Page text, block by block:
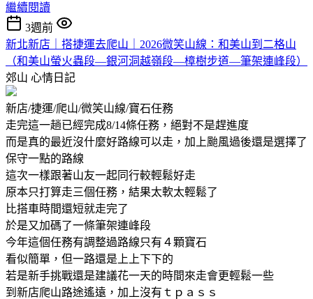
繼續閱讀
3週前
新北新店｜搭捷運去爬山｜2026微笑山線：和美山到二格山
（和美山螢火蟲段—銀河洞越嶺段—樟樹步道—筆架連峰段）
郊山 心情日記
新店/捷運/爬山/微笑山線/寶石任務
走完這一趟已經完成8/14條任務，絕對不是趕進度
而是真的最近沒什麼好路線可以走，加上颱風過後還是選擇了
保守一點的路線
這次一樣跟著山友一起同行較輕鬆好走
原本只打算走三個任務，結果太軟太輕鬆了
比搭車時間還短就走完了
於是又加碼了一條筆架連峰段
今年這個任務有調整過路線只有４顆寶石
看似簡單，但一路還是上上下下的
若是新手挑戰還是建議花一天的時間來走會更輕鬆一些
到新店爬山路途遙遠，加上沒有ｔｐａｓｓ